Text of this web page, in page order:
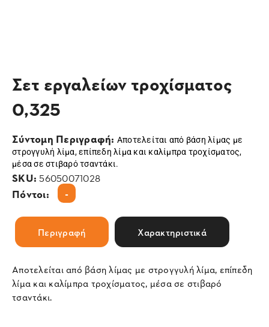
Σετ εργαλείων τροχίσματος
0,325
Σύντομη Περιγραφή: Αποτελείται από βάση λίμας με
στρογγυλή λίμα, επίπεδη λίμα και καλίμπρα τροχίσματος,
μέσα σε στιβαρό τσαντάκι.
SKU:56050071028
Πόντοι: -
Περιγραφή Χαρακτηριστικά
Αποτελείται από βάση λίμας με στρογγυλή λίμα, επίπεδη
λίμα και καλίμπρα τροχίσματος, μέσα σε στιβαρό
τσαντάκι.